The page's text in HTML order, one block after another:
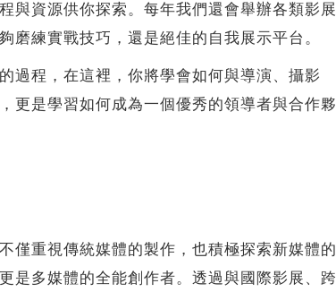
與資源供你探索。每年我們還會舉辦各類影展
練實戰技巧，還是絕佳的自我展示平台。
程，在這裡，你將學會如何與導演、攝影
更是學習如何成為一個優秀的領導者與合作夥
重視傳統媒體的製作，也積極探索新媒體的
是多媒體的全能創作者。透過與國際影展、跨